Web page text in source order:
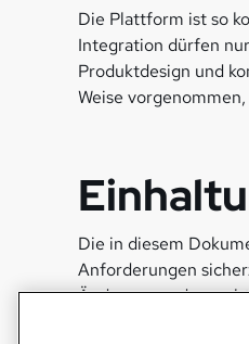
Die Plattform ist so
Integration dürfen
Produktdesign und
Weise
Die in diesem
Anforderungen
Änderungen der
können sich auch